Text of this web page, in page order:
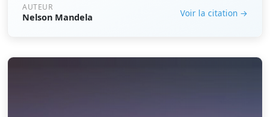
AUTEUR
Nelson Mandela Voir la citation →